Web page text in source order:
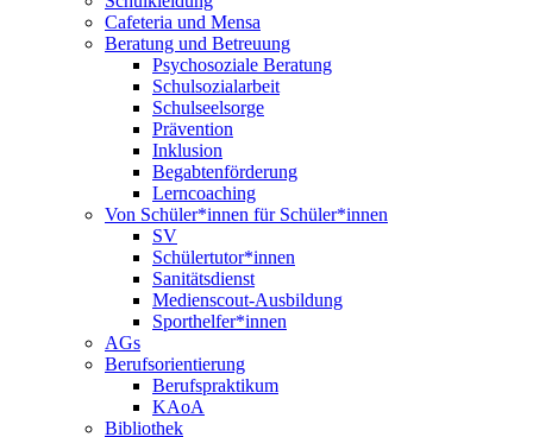
Cafeteria und Mensa
Beratung und Betreuung
Psychosoziale Beratung
Schulsozialarbeit
Schulseelsorge
Prävention
Inklusion
Begabtenförderung
Lerncoaching
Von Schüler*innen für Schüler*innen
SV
Schülertutor*innen
Sanitätsdienst
Medienscout-Ausbildung
Sporthelfer*innen
AGs
Berufsorientierung
Berufspraktikum
KAoA
Bibliothek